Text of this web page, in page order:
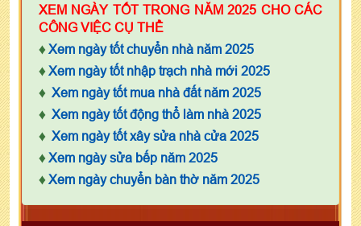
XEM NGÀY TỐT TRONG NĂM 2025 CHO CÁC
CÔNG VIỆC CỤ THỂ
♦ Xem ngày tốt chuyển nhà năm 2025
♦ Xem ngày tốt nhập trạch nhà mới 2025
♦ Xem ngày tốt mua nhà đất năm 2025
♦ Xem ngày tốt động thổ làm nhà 2025
♦ Xem ngày tốt xây sửa nhà cửa 2025
♦ Xem ngày sửa bếp năm 2025
♦ Xem ngày chuyển bàn thờ năm 2025